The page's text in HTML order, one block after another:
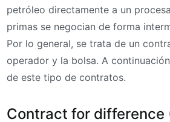
petróleo directamente a un
primas se negocian de forma
Por lo general, se trata de un
operador y la bolsa. A
de este tipo de contratos.
Contract for difference